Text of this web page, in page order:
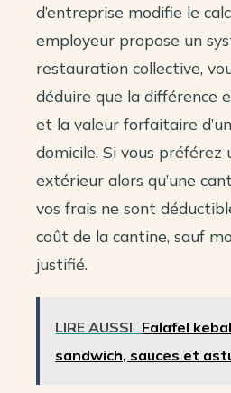
d’entreprise modifie le
employeur propose un
restauration collective,
déduire que la différence
et la valeur forfaitaire
domicile. Si vous
extérieur alors qu’une
vos frais ne sont
coût de la cantine, sauf
justifié.
LIRE AUSSI Falafel
sandwich, sauces et